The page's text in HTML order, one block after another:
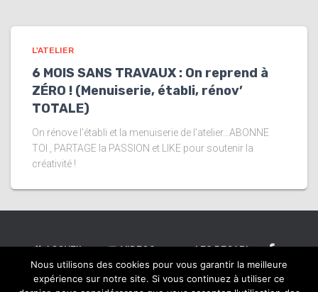
L'ATELIER
6 MOIS SANS TRAVAUX : On reprend à
ZÉRO ! (Menuiserie, établi, rénov’
TOTALE)
On rénove l’établi et la menuiserie de l’atelier…ABONNE
TOI , PARTAGE la PASSION et LIKE pour soutenir la
créativité !
ACCUEIL VIDEOS LES RECAP’
Nous utilisons des cookies pour vous garantir la meilleure
expérience sur notre site. Si vous continuez à utiliser ce